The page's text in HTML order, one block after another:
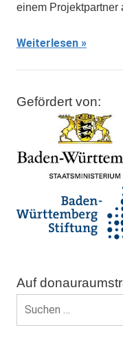
einem Projektpartner
Weiterlesen
Gefördert von:
Auf
Suchen
nach: